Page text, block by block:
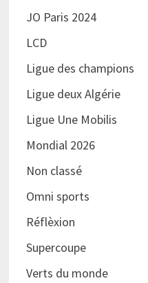
JO Paris 2024
LCD
Ligue des champions
Ligue deux Algérie
Ligue Une Mobilis
Mondial 2026
Non classé
Omni sports
Réflèxion
Supercoupe
Verts du monde